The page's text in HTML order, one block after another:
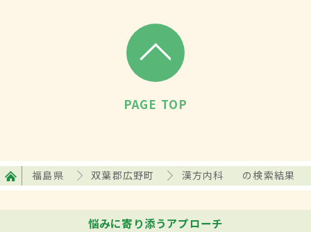
PAGE TOP
福島県 双葉郡広野町 漢方内科 の検索結果
悩みに寄り添うアプローチ